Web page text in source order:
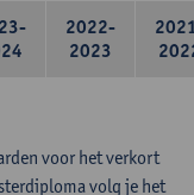
2022-
2023
voor het verkort
volg je het